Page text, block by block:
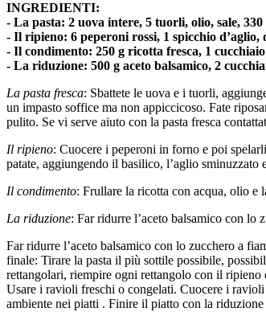
INGREDIENTI:
- La pasta: 2 uova intere, 5 tuorli, olio, sale,
- Il ripieno: 6 peperoni rossi, 1 spicchio
- Il condimento: 250 g ricotta fresca, 1
- La riduzione: 500 g aceto balsamico, 2
La pasta fresca: Sbattete le uova e i tuorli,
un impasto soffice ma non appiccicoso. Fate
pulito. Se vi serve aiuto con la pasta fresca
Il ripieno: Cuocere i peperoni in forno e poi
patate, aggiungendo il basilico, l’aglio sminuzzato
Il condimento: Frullare la ricotta con acqua, olio e
La riduzione: Far ridurre l’aceto balsamico con lo
Far ridurre l’aceto balsamico con lo zucchero a
finale: Tirare la pasta il più sottile possibile,
rettangolari, riempire ogni rettangolo con il ripieno
Usare i ravioli freschi o congelati. Cuocere i
ambiente nei piatti . Finire il piatto con la riduzione